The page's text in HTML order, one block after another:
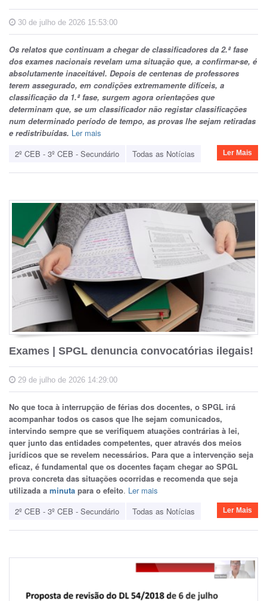
30 de julho de 2026 15:53:00
Os relatos que continuam a chegar de classificadores da 2.ª fase
dos exames nacionais revelam uma situação que, a confirmar-se, é
absolutamente inaceitável. Depois de centenas de professores
terem assegurado, em condições extremamente difíceis, a
classificação da 1.ª fase, surgem agora orientações que
determinam que, se um classificador não registar classificações
num determinado período de tempo, as provas lhe sejam retiradas
e redistribuídas. Ler mais
2º CEB - 3º CEB - Secundário
Todas as Notícias Ler Mais
Exames | SPGL denuncia convocatórias ilegais!
29 de julho de 2026 14:29:00
No que toca à interrupção de férias dos docentes, o SPGL irá
acompanhar todos os casos que lhe sejam comunicados,
intervindo sempre que se verifiquem atuações contrárias à lei,
quer junto das entidades competentes, quer através dos meios
jurídicos que se revelem necessários. Para que a intervenção seja
eficaz, é fundamental que os docentes façam chegar ao SPGL
prova concreta das situações ocorridas e recomenda que seja
utilizada a minuta para o efeito. Ler mais
2º CEB - 3º CEB - Secundário
Todas as Notícias Ler Mais